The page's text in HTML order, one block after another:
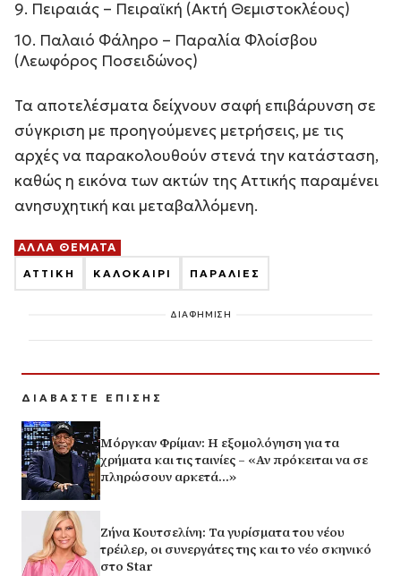
Πειραιάς – Πειραϊκή (Ακτή Θεμιστοκλέους)
Παλαιό Φάληρο – Παραλία Φλοίσβου
(Λεωφόρος Ποσειδώνος)
Τα αποτελέσματα δείχνουν σαφή επιβάρυνση σε
σύγκριση με προηγούμενες μετρήσεις, με τις
αρχές να παρακολουθούν στενά την κατάσταση,
καθώς η εικόνα των ακτών της Αττικής παραμένει
ανησυχητική και μεταβαλλόμενη.
ΑΛΛΑ ΘΕΜΑΤΑ
ΑΤΤΙΚΗ ΚΑΛΟΚΑΙΡΙ ΠΑΡΑΛΙΕΣ
ΔΙΑΦΗΜΙΣΗ
ΔΙΑΒΑΣΤΕ ΕΠΙΣΗΣ
Μόργκαν Φρίμαν: Η εξομολόγηση για τα
χρήματα και τις ταινίες – «Αν πρόκειται να σε
πληρώσουν αρκετά…»
Ζήνα Κουτσελίνη: Τα γυρίσματα του νέου
τρέιλερ, οι συνεργάτες της και το νέο σκηνικό
στο Star